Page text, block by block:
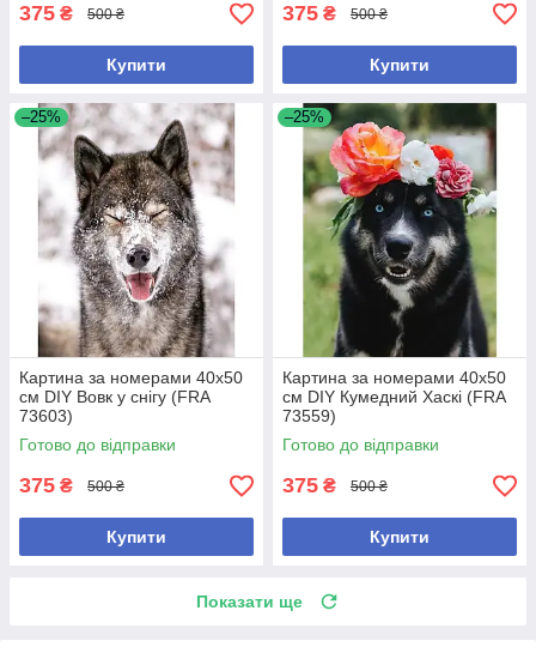
375 ₴ 500 ₴
Купити
375 ₴ 500 ₴
Купити
–25%
Картина за номерами 40x50
см DIY Вовк у снігу (FRA
73603)
Готово до відправки
375 ₴ 500 ₴
Купити
–25%
Картина за номерами 40x50
см DIY Кумедний Хаскі (FRA
73559)
Готово до відправки
375 ₴ 500 ₴
Купити
Показати ще